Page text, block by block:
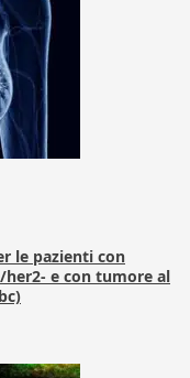
le pazienti con
e con tumore al